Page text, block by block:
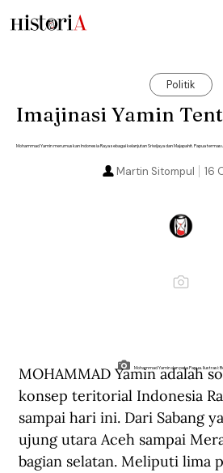
Politik
Imajinasi Yamin
Mohammad Yamin merumuskan Indonesia Raya sebagai kelanjutan Sriwijaya dan Majapahit. Papua
16
Martin Sitompul
Mohammad Yamin dan peta Papua. Ilustrasi:
MOHAMMAD Yamin adalah
konsep teritorial Indonesia
sampai hari ini. Dari Sabang
ujung utara Aceh sampai
bagian selatan. Meliputi lima